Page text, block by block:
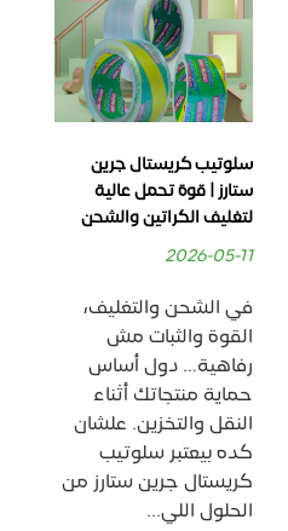
سلوتيب كريستال جرين
ستارز | قوة تحمل عالية
لتغليف الكراتين والشحن
2026-05-11
في الشحن والتغليف،
القوة والثبات مش
رفاهية… دول أساس
حماية منتجاتك أثناء
النقل والتخزين. علشان
كده بيعتبر سلوتيب
كريستال جرين ستارز من
الحلول اللي...